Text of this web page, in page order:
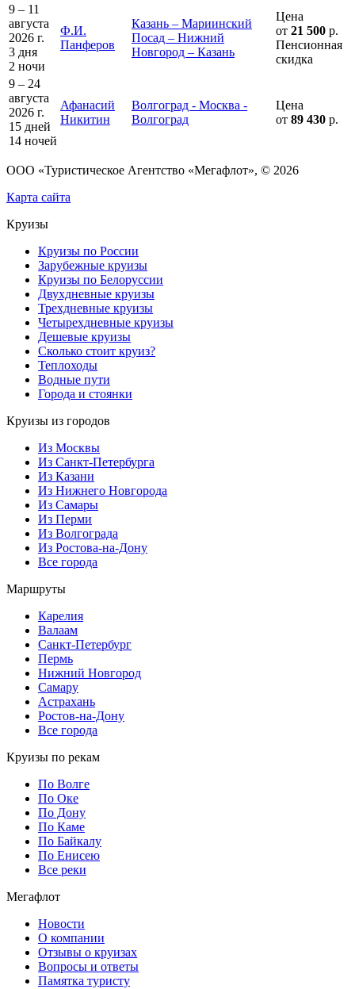
9 – 11
августа
2026 г.
3 дня
2 ночи
Ф.И.
Панферов
Казань – Мариинский
Посад – Нижний
Новгород – Казань
Цена
от 21 500 р.
Пенсионная
скидка
9 – 24
августа
2026 г.
15 дней
14 ночей
Афанасий
Никитин
Волгоград - Москва -
Волгоград
Цена
от 89 430 р.
ООО «Туристическое Агентство «Мегафлот», © 2026
Карта сайта
Круизы
Круизы по России
Зарубежные круизы
Круизы по Белоруссии
Двухдневные круизы
Трехдневные круизы
Четырехдневные круизы
Дешевые круизы
Сколько стоит круиз?
Теплоходы
Водные пути
Города и стоянки
Круизы из городов
Из Москвы
Из Санкт-Петербурга
Из Казани
Из Нижнего Новгорода
Из Самары
Из Перми
Из Волгограда
Из Ростова-на-Дону
Все города
Маршруты
Карелия
Валаам
Санкт-Петербург
Пермь
Нижний Новгород
Самару
Астрахань
Ростов-на-Дону
Все города
Круизы по рекам
По Волге
По Оке
По Дону
По Каме
По Байкалу
По Енисею
Все реки
Мегафлот
Новости
О компании
Отзывы о круизах
Вопросы и ответы
Памятка туристу